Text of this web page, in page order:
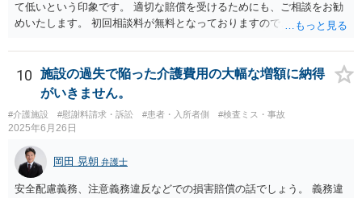
て低いという印象です。 適切な賠償を受けるためにも、ご相談をお勧
めいたします。 初回相談料が無料となっておりますので、お問い合わ
10
施設の過失で陥った介護費用の大幅な増額に納得
がいきません。
#介護施設 #慰謝料請求・訴訟 #患者・入所者側 #検査ミス・事故
2025年6月26日
岡田 晃朝 弁護士
安全配慮義務、注意義務違反などでの損害賠償の話でしょう。 義務違